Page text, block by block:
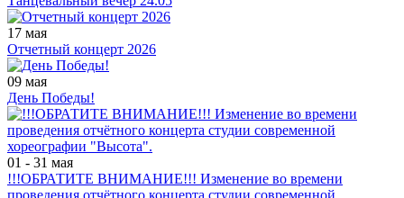
17 мая
Отчетный концерт 2026
09 мая
День Победы!
01 - 31 мая
!!!ОБРАТИТЕ ВНИМАНИЕ!!! Изменение во времени